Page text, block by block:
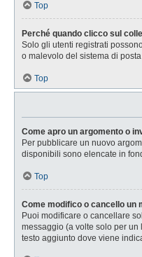
Top
Perché quando clicco sul
Solo gli utenti registrati
o malevolo del sistema di
Top
Come apro un argomento o
Per pubblicare un nuovo
disponibili sono elencate in
Top
Come modifico o cancello un
Puoi modificare o cancellare
messaggio (a volte solo per
testo aggiunto dove viene